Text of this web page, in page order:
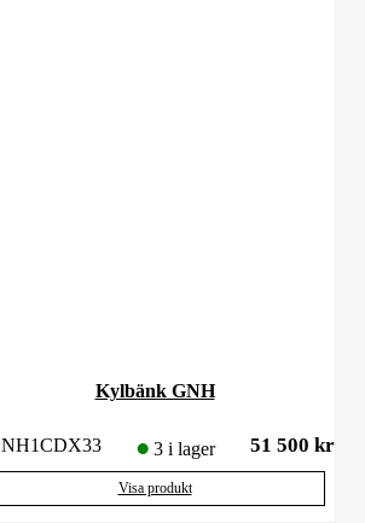
Kylbänk GNH
3 i lager 51 500 kr
Visa produkt